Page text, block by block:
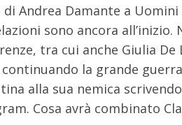
Andrea Damante a
sono ancora
tra cui anche Giulia
la grande
alla sua nemica
Cosa avrà combinato